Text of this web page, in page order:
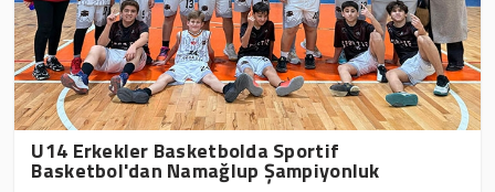
U14 Erkekler Basketbolda Sportif
Basketbol'dan Namağlup Şampiyonluk